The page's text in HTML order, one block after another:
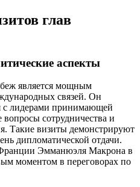
глав
аспекты
является мощным
связей. Он
с лидерами принимающей
сотрудничества и
Такие визиты демонстрируют
дипломатической отдачи.
Эмманюэля Макрона в
моментом в переговорах по